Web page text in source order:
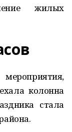
жилых
колонна
стала